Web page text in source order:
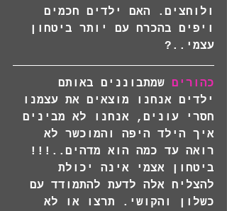
ולוחצים. האם ילדים חכמים
ויפים בהכרח עם יותר ביטחון
עצמי..?
כהורים שמתבוננים באותם
ילדים אנחנו מוצאים את עצמנו
חסרי עונים, אנחנו לא מבינים
איך הילד היפה והמוכשר לא
רואה עד כמה הוא מדהים..!!!
ביטחון אצמי אינה יכולת
להצליח אלה לדעת להתמודד עם
כשלון והקושי. תרצו או לא